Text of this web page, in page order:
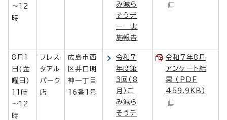
～12
時
み減ら
そうデ
ー 実
施報告
8月1
日(金
曜日)
11時
～12
時
フレス
タアル
パーク
店
広島市西
区井口明
神一丁目
16番1号
令和7
年度第
3回（8
月）ご
み減ら
そうデ
令和7年8月
アンケート結
果 （PDF
459.9KB）